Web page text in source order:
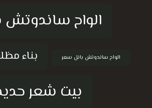
الواح ساندوتش
الواح ساندوتش بانل سعر بناء
بيت شعر